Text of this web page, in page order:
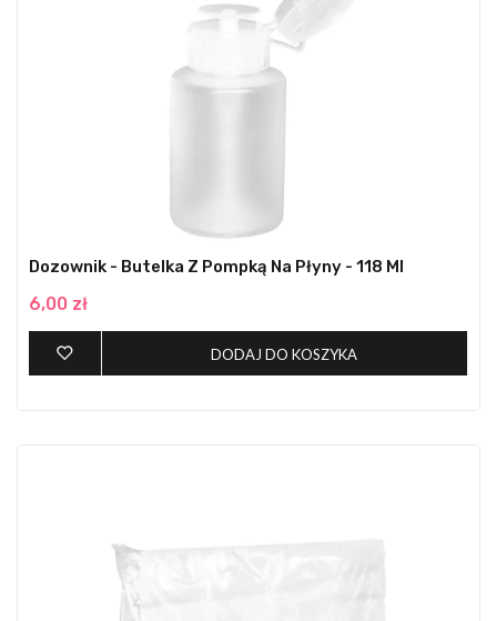
Dozownik - Butelka Z Pompką Na Płyny - 118 Ml
6,00 zł
DODAJ DO KOSZYKA